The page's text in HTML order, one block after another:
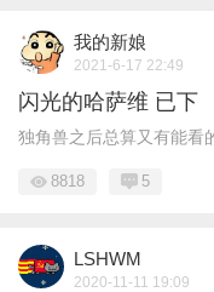
我的新娘
2021-6-17 22:49
闪光的哈萨维 已下
独角兽之后总算又有能看
8818 5
LSHWM
2020-11-11 19:09